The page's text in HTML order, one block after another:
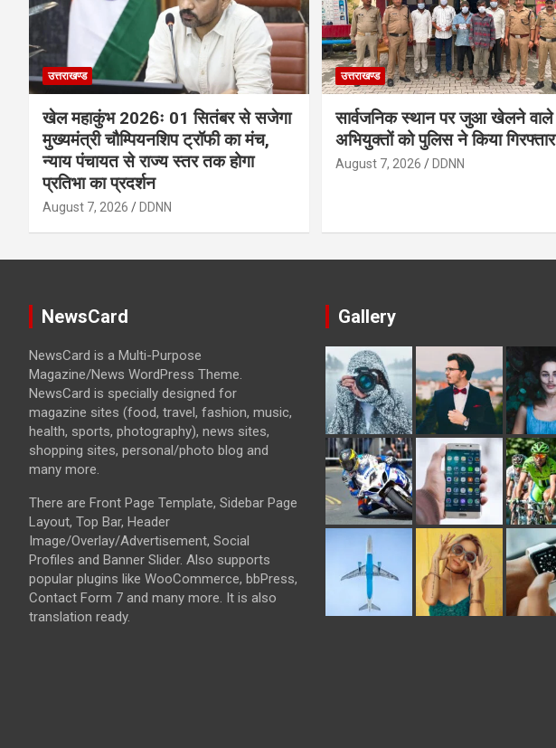
उत्तराखण्ड
खेल महाकुंभ 2026ः 01 सितंबर से सजेगा
मुख्यमंत्री चौम्पियनशिप ट्रॉफी का मंच,
न्याय पंचायत से राज्य स्तर तक होगा
प्रतिभा का प्रदर्शन
August 7, 2026 DDNN
उत्तराखण्ड
सार्वजनिक स्थान पर जुआ खेलने वाले
अभियुक्तों को पुलिस ने किया गिरफ्तार
August 7, 2026 DDNN
NewsCard
NewsCard is a Multi-Purpose
Magazine/News WordPress Theme.
NewsCard is specially designed for
magazine sites (food, travel, fashion, music,
health, sports, photography), news sites,
shopping sites, personal/photo blog and
many more.
There are Front Page Template, Sidebar Page
Layout, Top Bar, Header
Image/Overlay/Advertisement, Social
Profiles and Banner Slider. Also supports
popular plugins like WooCommerce, bbPress,
Contact Form 7 and many more. It is also
translation ready.
Gallery